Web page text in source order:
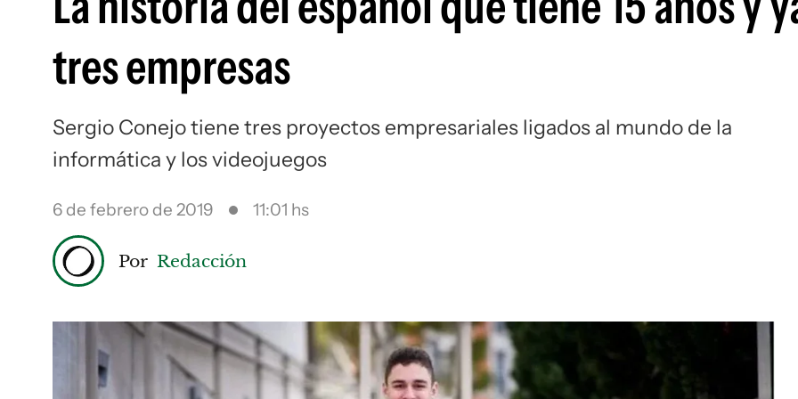
tres empresas
Sergio Conejo tiene tres proyectos empresariales ligados al mundo de la
informática y los videojuegos
6 de febrero de 2019 11:01 hs
Por Redacción